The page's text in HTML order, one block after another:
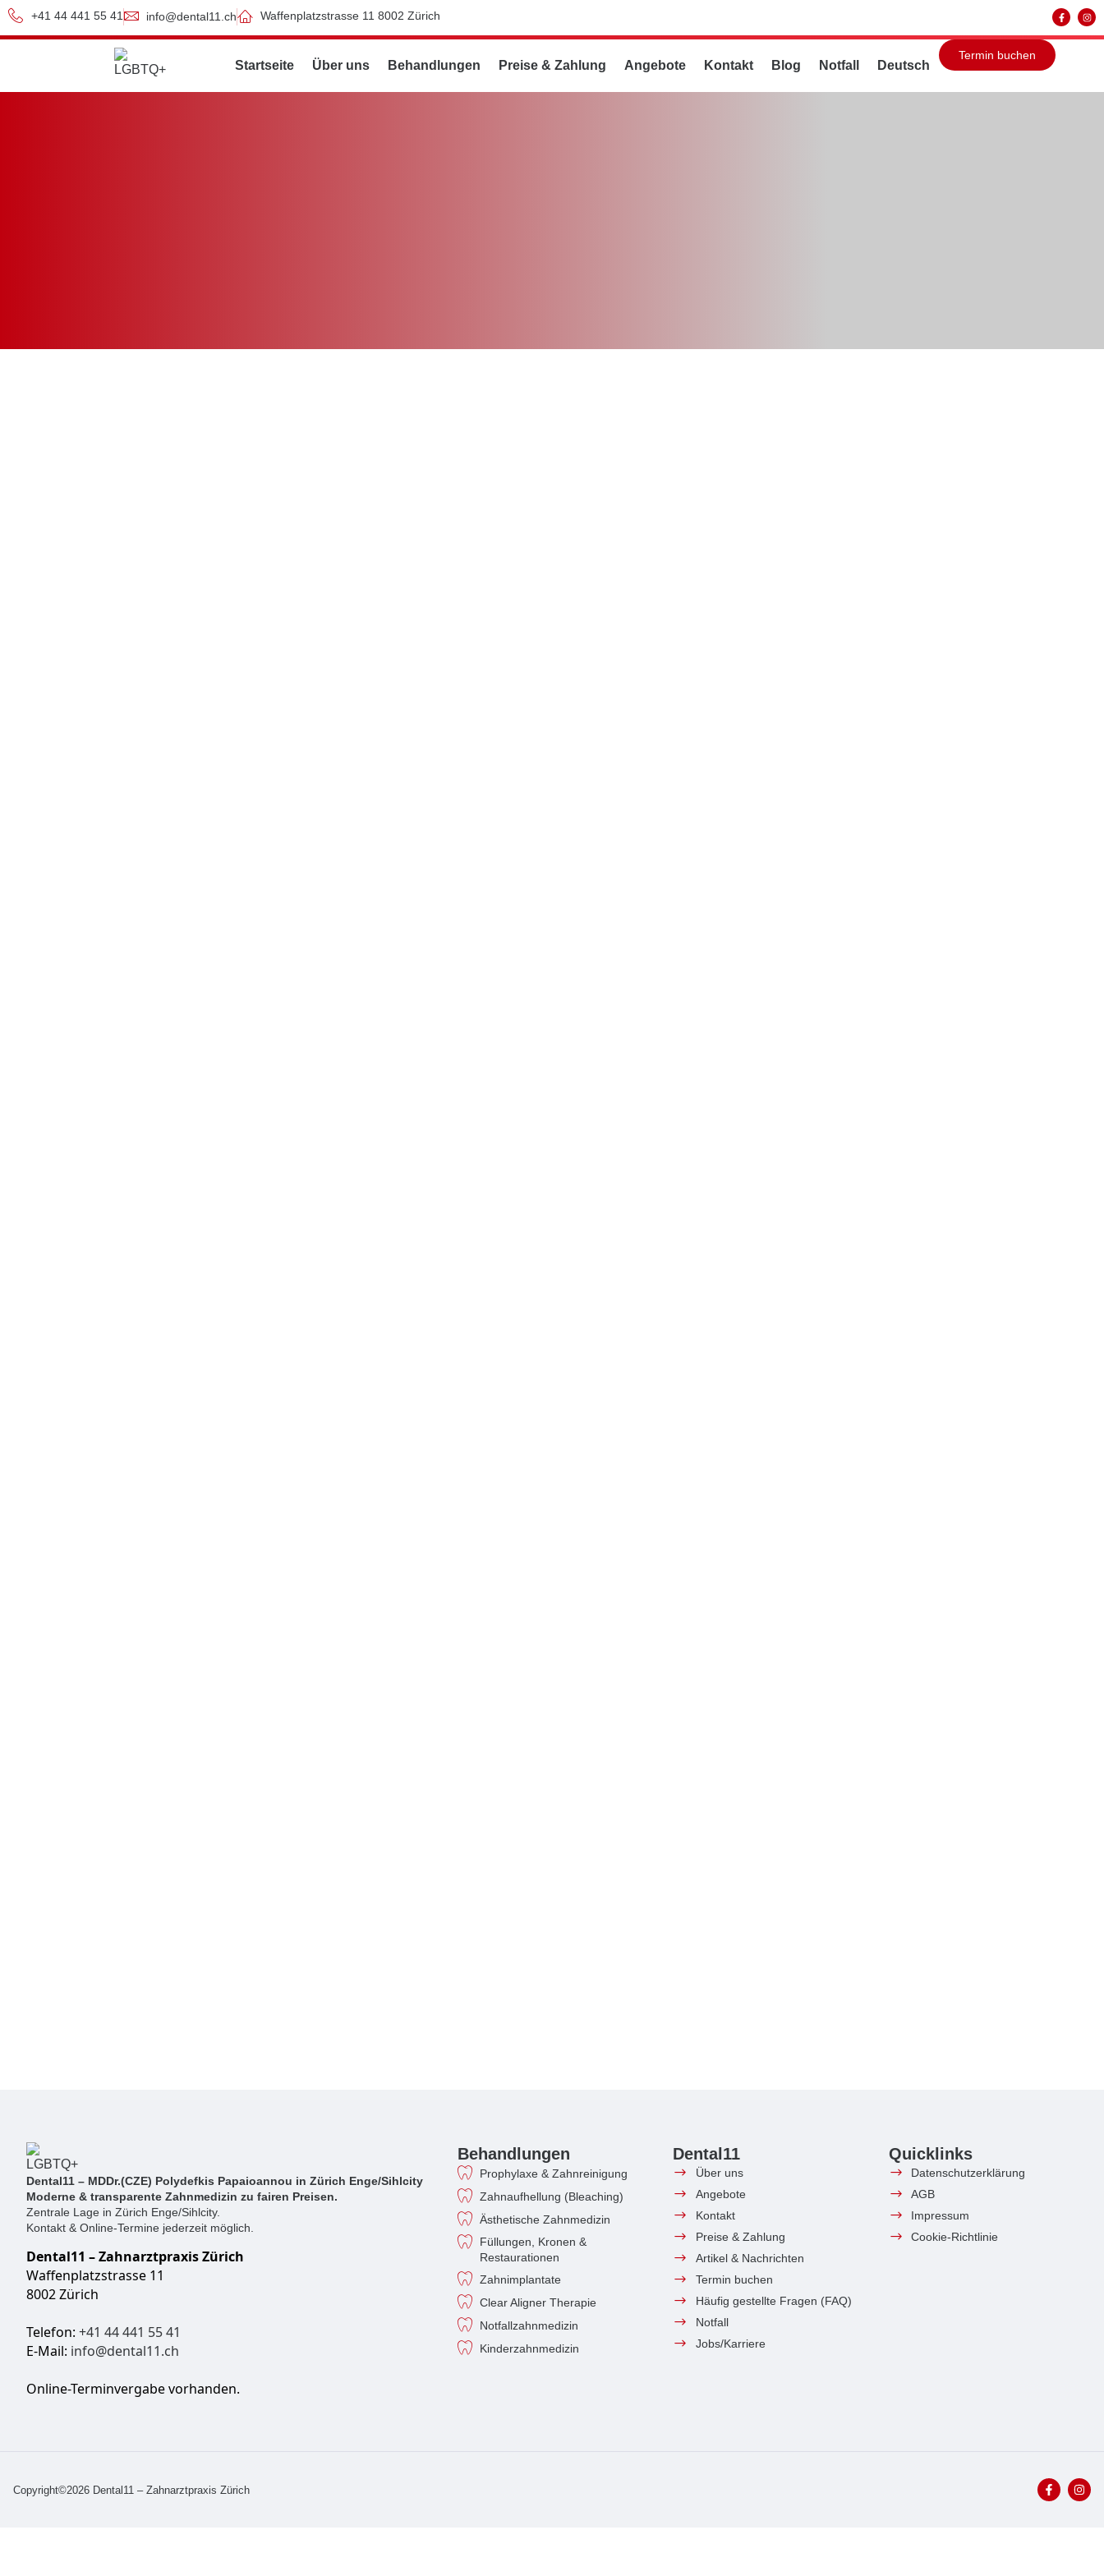
+41 44 441 55 41 info@dental11.ch Waffenplatzstrasse 11 8002 Zürich
Startseite Über uns Behandlungen Preise & Zahlung Angebote Kontakt Blog Notfall Deutsch
Termin buchen
Dental11 – MDDr.(CZE) Polydefkis Papaioannou in Zürich Enge/Sihlcity
Moderne & transparente Zahnmedizin zu fairen Preisen.
Zentrale Lage in Zürich Enge/Sihlcity.
Kontakt & Online-Termine jederzeit möglich.
Dental11 – Zahnarztpraxis Zürich
Waffenplatzstrasse 11
8002 Zürich
Telefon: +41 44 441 55 41
E-Mail: info@dental11.ch
Online-Terminvergabe vorhanden.
Behandlungen
Prophylaxe & Zahnreinigung
Zahnaufhellung (Bleaching)
Ästhetische Zahnmedizin
Füllungen, Kronen &
Restaurationen
Zahnimplantate
Clear Aligner Therapie
Notfallzahnmedizin
Kinderzahnmedizin
Dental11
Über uns
Angebote
Kontakt
Preise & Zahlung
Artikel & Nachrichten
Termin buchen
Häufig gestellte Fragen (FAQ)
Notfall
Jobs/Karriere
Quicklinks
Datenschutzerklärung
AGB
Impressum
Cookie-Richtlinie
Copyright©2026 Dental11 – Zahnarztpraxis Zürich